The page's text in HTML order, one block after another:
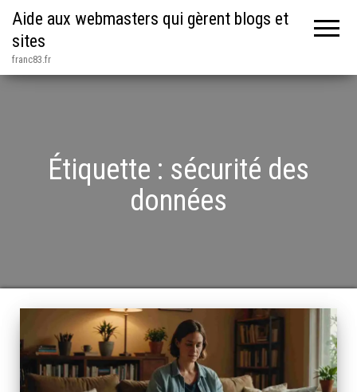
Aide aux webmasters qui gèrent blogs et
sites
franc83.fr
Étiquette : sécurité des
données